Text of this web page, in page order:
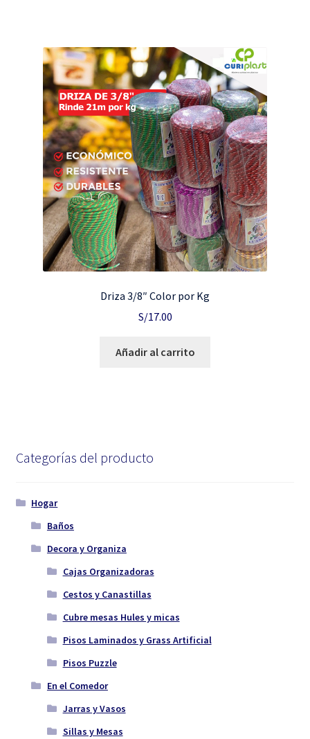
Driza 3/8″ Color por Kg
S/17.00
Añadir al carrito
Categorías del producto
Hogar
Baños
Decora y Organiza
Cajas Organizadoras
Cestos y Canastillas
Cubre mesas Hules y micas
Pisos Laminados y Grass Artificial
Pisos Puzzle
En el Comedor
Jarras y Vasos
Sillas y Mesas